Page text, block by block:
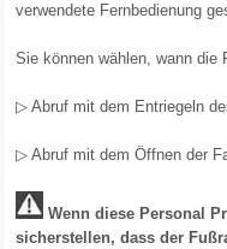
verwendete Fernbedienung
Sie können wählen, wann die
▷ Abruf mit dem Entriegeln
▷ Abruf mit dem Öffnen der
Wenn diese Personal
sicherstellen, dass der